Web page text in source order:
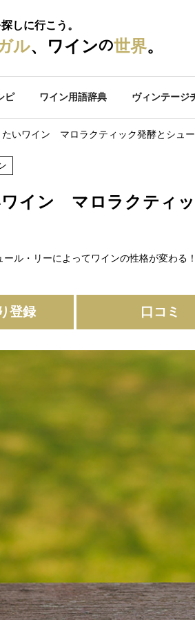
しに行こう。
ル、ワインの世界。
ピ ワイン用語辞典 ヴィンテージ
いワイン マロラクティック発酵とシュー
イン マロラクティ
ル・リーによってワインの性格が変わる！
登録 口コミ